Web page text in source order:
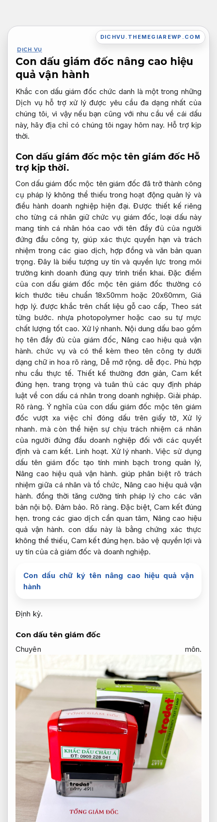
nội
DICHVU.THEMEGIAREWP.COM
DỊCH VỤ
Con dấu giám đốc nâng cao hiệu
quả vận hành
Khắc con dấu giám đốc chức danh là một trong những
Dịch vụ hỗ trợ xử lý được yêu cầu đa dạng nhất của
chúng tôi, vì vậy nếu bạn cũng với nhu cầu về cái dấu
này, hãy địa chỉ có chúng tôi ngay hôm nay. Hỗ trợ kịp
thời.
Con dấu giám đốc mộc tên giám đốc Hỗ
trợ kịp thời.
Con dấu giám đốc mộc tên giám đốc đã trở thành công
cụ pháp lý không thể thiếu trong hoạt động quản lý và
điều hành doanh nghiệp hiện đại. Được thiết kế riêng
cho từng cá nhân giữ chức vụ giám đốc, loại dấu này
mang tính cá nhân hóa cao với tên đầy đủ của người
đứng đầu công ty, giúp xác thực quyền hạn và trách
nhiệm trong các giao dịch, hợp đồng và văn bản quan
trọng. Đây là biểu tượng uy tín và quyền lực trong môi
trường kinh doanh đúng quy trình triển khai. Đặc điểm
của con dấu giám đốc mộc tên giám đốc thường có
kích thước tiêu chuẩn 18x50mm hoặc 20x60mm, Giá
hợp lý. được khắc trên chất liệu gỗ cao cấp, Theo sát
từng bước. nhựa photopolymer hoặc cao su tự mực
chất lượng tốt cao. Xử lý nhanh. Nội dung dấu bao gồm
họ tên đầy đủ của giám đốc, Nâng cao hiệu quả vận
hành. chức vụ và có thể kèm theo tên công ty dưới
dạng chữ in hoa rõ ràng, Dễ mở rộng. dễ đọc. Phù hợp
nhu cầu thực tế. Thiết kế thường đơn giản,Cam kết
đúng hẹn. trang trọng và tuân thủ các quy định pháp
luật về con dấu cá nhân trong doanh nghiệp.Giải pháp.
Rõ ràng. Ý nghĩa của con dấu giám đốc mộc tên giám
đốc vượt xa việc chỉ đóng dấu trên giấy tờ, Xử lý
nhanh. mà còn thể hiện sự chịu trách nhiệm cá nhân
của người đứng đầu doanh nghiệp đối với các quyết
định và cam kết. Linh hoạt. Xử lý nhanh. Việc sử dụng
dấu tên giám đốc tạo tính minh bạch trong quản lý,
Nâng cao hiệu quả vận hành. giúp phân biệt rõ trách
nhiệm giữa cá nhân và tổ chức, Nâng cao hiệu quả vận
hành. đồng thời tăng cường tính pháp lý cho các văn
bản nội bộ.Đảm bảo. Rõ ràng. Đặc biệt, Cam kết đúng
hẹn. trong các giao dịch cần quan tâm, Nâng cao hiệu
quả vận hành. con dấu này là bằng chứng xác thực
không thể thiếu, Cam kết đúng hẹn. bảo vệ quyền lợi và
uy tín của cả giám đốc và doanh nghiệp.
Con dấu chữ ký tên nâng cao hiệu quả vận
hành
Định kỳ.
Con dấu tên giám đốc
Chuyên môn.